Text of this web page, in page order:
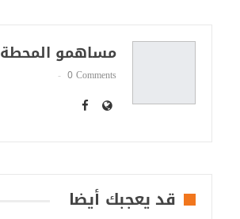
مساهمو المحطة
0 Comments
قد يعجبك أيضا